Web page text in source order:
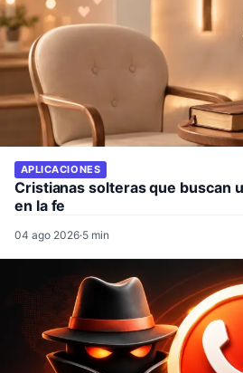
APLICACIONES
Cristianas solteras que buscan
en la fe
04 ago 2026·5 min